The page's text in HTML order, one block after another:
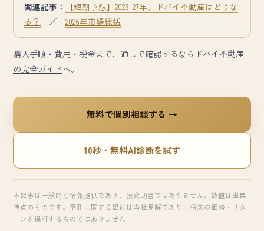
関連記事：
【短期予想】2026-27年、ドバイ不動産はどうな
る？
／ 2026年市場総括
購入手順・費用・税金まで、通しで確認するなら ドバイ不動産
の完全ガイドへ。
無料で個別相談する →
10秒・無料AI診断を試す
本記事は一般的な情報提供であり、投資助言ではありません。数値は出典
時点のものです。予測に関する記述は当社見解であり、将来の価格・リタ
ーンを保証するものではありません。